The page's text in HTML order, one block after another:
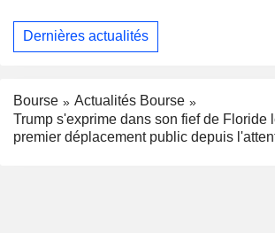
Dernières actualités
Bourse
Actualités Bourse
Trump s'exprime dans son fief de Floride
premier déplacement public depuis